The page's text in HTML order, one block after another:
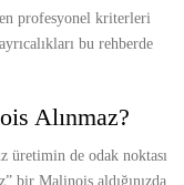
profesyonel kriterleri
bu rehberde
Alınmaz?
üretimin de odak noktası
bir Malinois aldığınızda